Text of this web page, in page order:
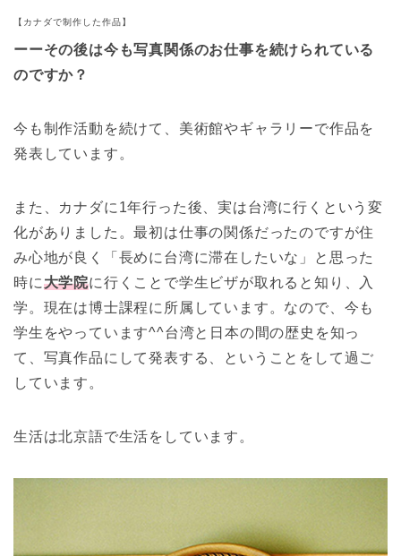
【カナダで制作した作品】
ーーその後は今も写真関係のお仕事を続けられている
のですか？
今も制作活動を続けて、美術館やギャラリーで作品を
発表しています。
また、カナダに1年行った後、実は台湾に行くという変
化がありました。最初は仕事の関係だったのですが住
み心地が良く「長めに台湾に滞在したいな」と思った
時に大学院に行くことで学生ビザが取れると知り、入
学。現在は博士課程に所属しています。なので、今も
学生をやっています^^台湾と日本の間の歴史を知っ
て、写真作品にして発表する、ということをして過ご
しています。
生活は北京語で生活をしています。